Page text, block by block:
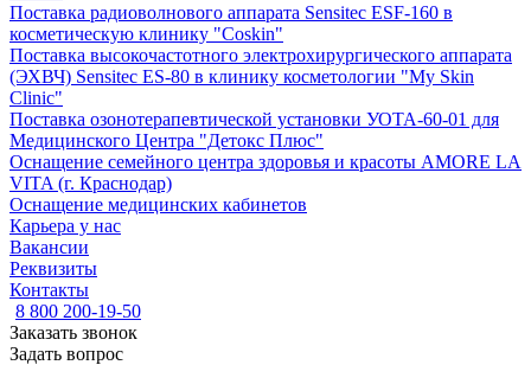
Поставка радиоволнового аппарата Sensitec ESF-160 в
косметическую клинику "Coskin"
Поставка высокочастотного электрохирургического аппарата
(ЭХВЧ) Sensitec ES-80 в клинику косметологии "My Skin
Clinic"
Поставка озонотерапевтической установки УОТА-60-01 для
Медицинского Центра "Детокс Плюс"
Оснащение семейного центра здоровья и красоты AMORE LA
VITA (г. Краснодар)
Оснащение медицинских кабинетов
Карьера у нас
Вакансии
Реквизиты
Контакты
8 800 200-19-50
Заказать звонок
Задать вопрос